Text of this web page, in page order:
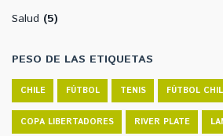
Salud (5)
PESO DE LAS ETIQUETAS
CHILE FÚTBOL TENIS FÚTBOL
COPA LIBERTADORES RIVER PLATE